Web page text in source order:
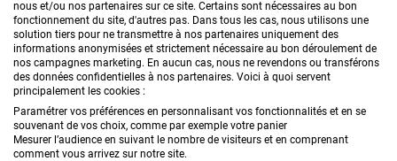
PRODUITS
CONSEILS
FAQ
nous et/ou nos partenaires sur ce site. Certains sont nécessaires au bon
fonctionnement du site, d'autres pas. Dans tous les cas, nous utilisons une
solution tiers pour ne transmettre à nos partenaires uniquement des
informations anonymisées et strictement nécessaire au bon déroulement de
nos campagnes marketing. En aucun cas, nous ne revendons ou transférons
des données confidentielles à nos partenaires. Voici à quoi servent
principalement les cookies :
Paramétrer vos préférences en personnalisant vos fonctionnalités et en se
souvenant de vos choix, comme par exemple votre panier
Mesurer l’audience en suivant le nombre de visiteurs et en comprenant
comment vous arrivez sur notre site.